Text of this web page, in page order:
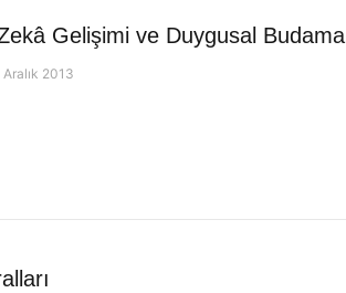
Gelişimi ve Duygusal Budama
Aralık 2013